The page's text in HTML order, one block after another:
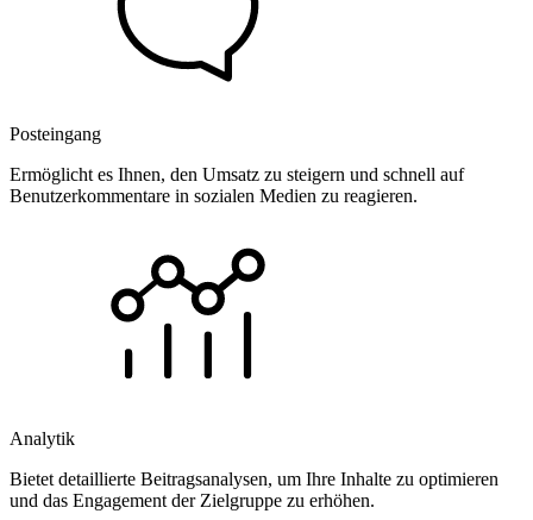
Posteingang
Ermöglicht es Ihnen, den Umsatz zu steigern und schnell auf
Benutzerkommentare in sozialen Medien zu reagieren.
Analytik
Bietet detaillierte Beitragsanalysen, um Ihre Inhalte zu optimieren
und das Engagement der Zielgruppe zu erhöhen.